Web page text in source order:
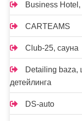
Business
CARTEAMS
Club-25, сауна
Detailing baza,
детейлинга
DS-auto